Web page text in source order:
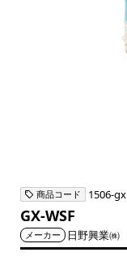
商品コード 1506-gx
GX-WSF
メーカー 日野興業㈱